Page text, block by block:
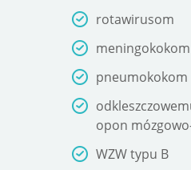
rotawirusom
meningokokom
pneumokokom
opon
WZW typu B